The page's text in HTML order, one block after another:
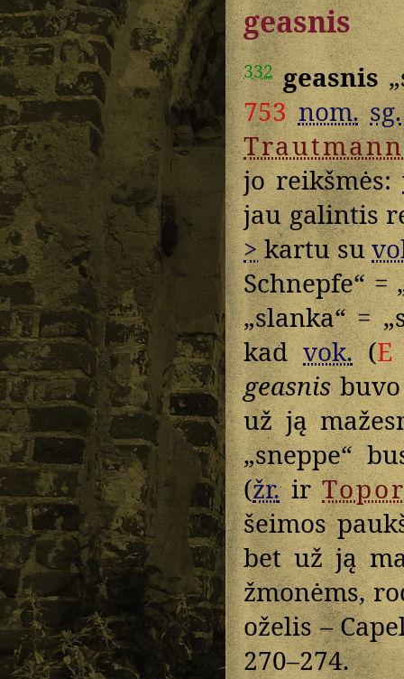
geasnis
332 geasnis
753 nom. sg.
Trautmann
jo reikšmės:
jau galintis
>kartu su
Schnepfe“
„slanka“ =
kadvok.(E
geasnisbuvo
už ją
„sneppe“
(žr.ir
šeimos
bet už ją
žmonėms,
oželis –
270–274.